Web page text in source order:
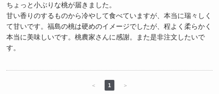
ちょっと小ぶりな桃が届きました。
甘い香りのするものから冷やして食べていますが、本当に瑞々しく
て甘いです。福島の桃は硬めのイメージでしたが、程よく柔らかく
本当に美味しいです。桃農家さんに感謝。また是非注文したいで
す。
＜ 1 ＞